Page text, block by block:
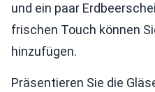
und ein paar
frischen Touch können
hinzufügen.
Präsentieren Sie die